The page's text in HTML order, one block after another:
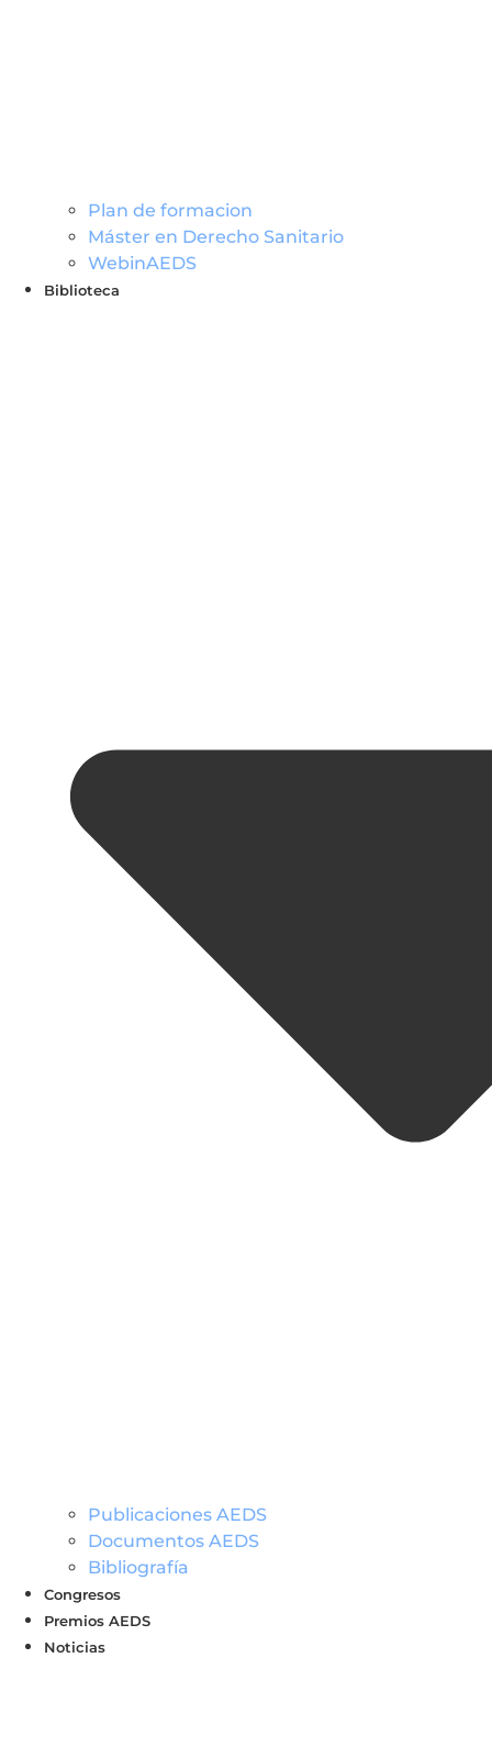
Plan de formacion
Máster en Derecho Sanitario
WebinAEDS
Biblioteca
Publicaciones AEDS
Documentos AEDS
Bibliografía
Congresos
Premios AEDS
Noticias